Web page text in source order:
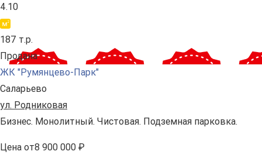
4.10
187 т.р.
Продана
ЖК "Румянцево-Парк"
Саларьево
ул. Родниковая
Бизнес. Монолитный. Чистовая. Подземная парковка.
Цена от8 900 000 ₽